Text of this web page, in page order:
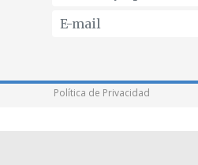
Política de Privacidad